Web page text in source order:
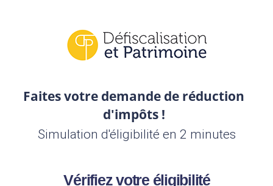
Faites votre demande de réduction
d'impôts !
Simulation d'éligibilité en 2 minutes